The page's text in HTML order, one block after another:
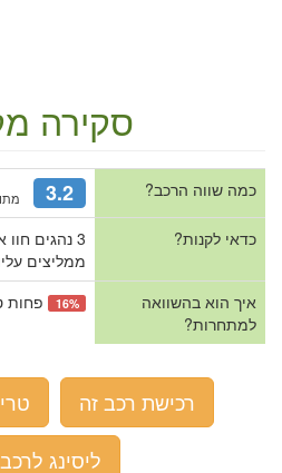
סקירה
כמה שווה הרכב? 3.2
כדאי לקנות?
3 נהגים
ממליצים
איך הוא בהשוואה
למתחרות?
16% פחות
רכישת רכב זה
ליסינג